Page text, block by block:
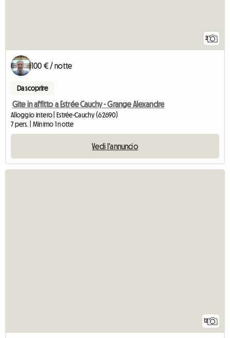
2
100 € / notte
Da scoprire
Gite in affitto a Estrée Cauchy - Grange Alexandre
Alloggio intero | Estrée-Cauchy (62690)
7 pers. | Minimo 1 notte
Vedi l'annuncio
12